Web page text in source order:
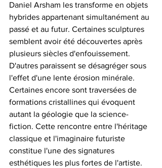
Daniel Arsham les transforme en objets
hybrides appartenant simultanément au
passé et au futur. Certaines sculptures
semblent avoir été découvertes après
plusieurs siècles d'enfouissement.
D'autres paraissent se désagréger sous
l'effet d'une lente érosion minérale.
Certaines encore sont traversées de
formations cristallines qui évoquent
autant la géologie que la science-
fiction. Cette rencontre entre l'héritage
classique et l'imaginaire futuriste
constitue l'une des signatures
esthétiques les plus fortes de l'artiste.